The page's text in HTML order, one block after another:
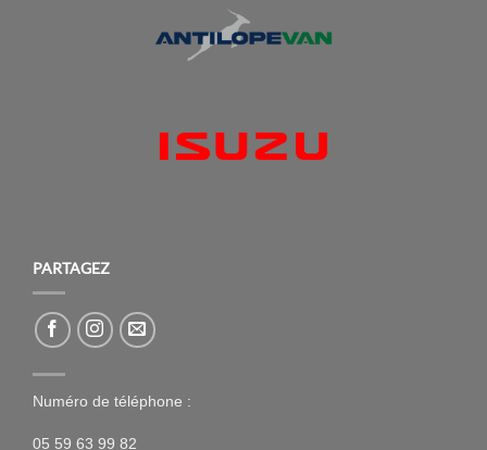
PARTAGEZ
Numéro de téléphone :
05 59 63 99 82